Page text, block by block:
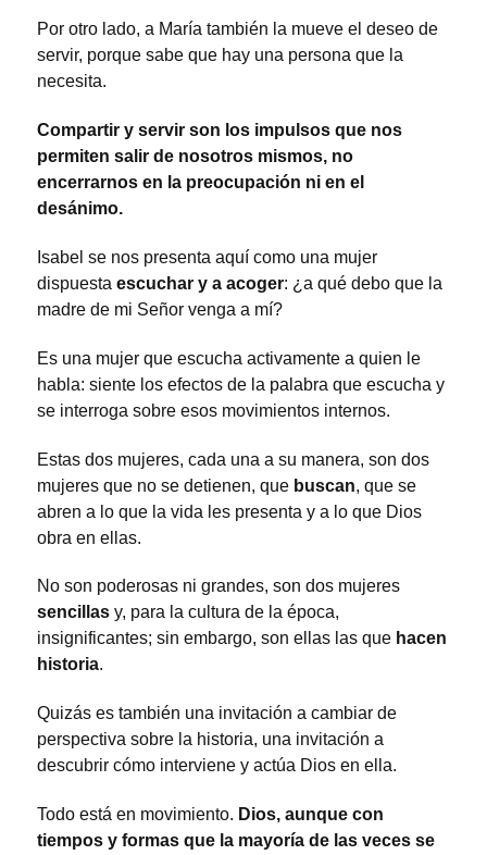
Por otro lado, a María también la mueve el deseo de
servir, porque sabe que hay una persona que la
necesita.
Compartir y servir son los impulsos que nos
permiten salir de nosotros mismos, no
encerrarnos en la preocupación ni en el
desánimo.
Isabel se nos presenta aquí como una mujer
dispuesta escuchar y a acoger: ¿a qué debo que la
madre de mi Señor venga a mí?
Es una mujer que escucha activamente a quien le
habla: siente los efectos de la palabra que escucha y
se interroga sobre esos movimientos internos.
Estas dos mujeres, cada una a su manera, son dos
mujeres que no se detienen, que buscan, que se
abren a lo que la vida les presenta y a lo que Dios
obra en ellas.
No son poderosas ni grandes, son dos mujeres
sencillas y, para la cultura de la época,
insignificantes; sin embargo, son ellas las que hacen
historia.
Quizás es también una invitación a cambiar de
perspectiva sobre la historia, una invitación a
descubrir cómo interviene y actúa Dios en ella.
Todo está en movimiento. Dios, aunque con
tiempos y formas que la mayoría de las veces se